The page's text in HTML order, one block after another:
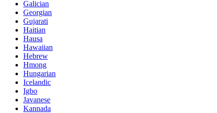
Galician
Georgian
Gujarati
Haitian
Hausa
Hawaiian
Hebrew
Hmong
Hungarian
Icelandic
Igbo
Javanese
Kannada